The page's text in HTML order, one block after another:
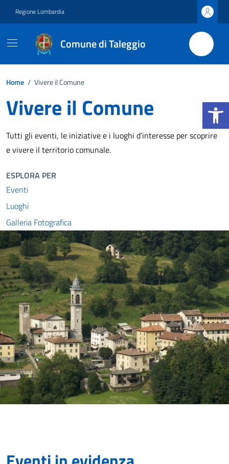
Apri la
Regione Lombardia
Comune di Taleggio
Home / Vivere il Comune
Vivere il Comune
Tutti gli eventi, le iniziative e i luoghi d’interesse per scoprire
e vivere il territorio comunale.
ESPLORA PER
Eventi
Luoghi
Galleria Fotografica